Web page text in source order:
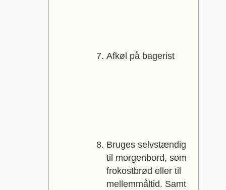
Afkøl på bagerist
Bruges selvstændig
til morgenbord, som
frokostbrød eller til
mellemmåltid. Samt